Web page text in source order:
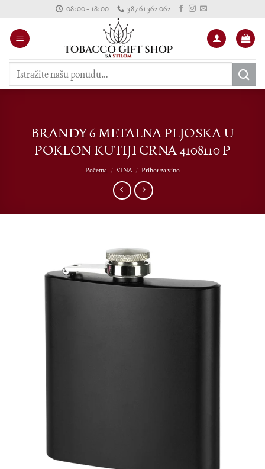
content
08:00 - 18:00 387 61 362 062
Pretraži:
BRANDY 6 METALNA PLJOSKA U
POKLON KUTIJI CRNA 4108110 P
Početna / VINA / Pribor za vino